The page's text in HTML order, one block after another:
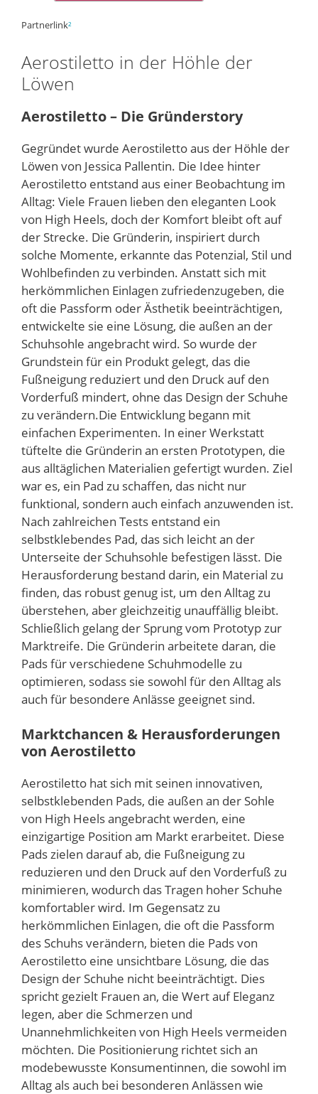
Partnerlink²
Aerostiletto in der Höhle der
Löwen
Aerostiletto – Die Gründerstory
Gegründet wurde Aerostiletto aus der Höhle der
Löwen von Jessica Pallentin. Die Idee hinter
Aerostiletto entstand aus einer Beobachtung im
Alltag: Viele Frauen lieben den eleganten Look
von High Heels, doch der Komfort bleibt oft auf
der Strecke. Die Gründerin, inspiriert durch
solche Momente, erkannte das Potenzial, Stil und
Wohlbefinden zu verbinden. Anstatt sich mit
herkömmlichen Einlagen zufriedenzugeben, die
oft die Passform oder Ästhetik beeinträchtigen,
entwickelte sie eine Lösung, die außen an der
Schuhsohle angebracht wird. So wurde der
Grundstein für ein Produkt gelegt, das die
Fußneigung reduziert und den Druck auf den
Vorderfuß mindert, ohne das Design der Schuhe
zu verändern.Die Entwicklung begann mit
einfachen Experimenten. In einer Werkstatt
tüftelte die Gründerin an ersten Prototypen, die
aus alltäglichen Materialien gefertigt wurden. Ziel
war es, ein Pad zu schaffen, das nicht nur
funktional, sondern auch einfach anzuwenden ist.
Nach zahlreichen Tests entstand ein
selbstklebendes Pad, das sich leicht an der
Unterseite der Schuhsohle befestigen lässt. Die
Herausforderung bestand darin, ein Material zu
finden, das robust genug ist, um den Alltag zu
überstehen, aber gleichzeitig unauffällig bleibt.
Schließlich gelang der Sprung vom Prototyp zur
Marktreife. Die Gründerin arbeitete daran, die
Pads für verschiedene Schuhmodelle zu
optimieren, sodass sie sowohl für den Alltag als
auch für besondere Anlässe geeignet sind.
Marktchancen & Herausforderungen
von Aerostiletto
Aerostiletto hat sich mit seinen innovativen,
selbstklebenden Pads, die außen an der Sohle
von High Heels angebracht werden, eine
einzigartige Position am Markt erarbeitet. Diese
Pads zielen darauf ab, die Fußneigung zu
reduzieren und den Druck auf den Vorderfuß zu
minimieren, wodurch das Tragen hoher Schuhe
komfortabler wird. Im Gegensatz zu
herkömmlichen Einlagen, die oft die Passform
des Schuhs verändern, bieten die Pads von
Aerostiletto eine unsichtbare Lösung, die das
Design der Schuhe nicht beeinträchtigt. Dies
spricht gezielt Frauen an, die Wert auf Eleganz
legen, aber die Schmerzen und
Unannehmlichkeiten von High Heels vermeiden
möchten. Die Positionierung richtet sich an
modebewusste Konsumentinnen, die sowohl im
Alltag als auch bei besonderen Anlässen wie